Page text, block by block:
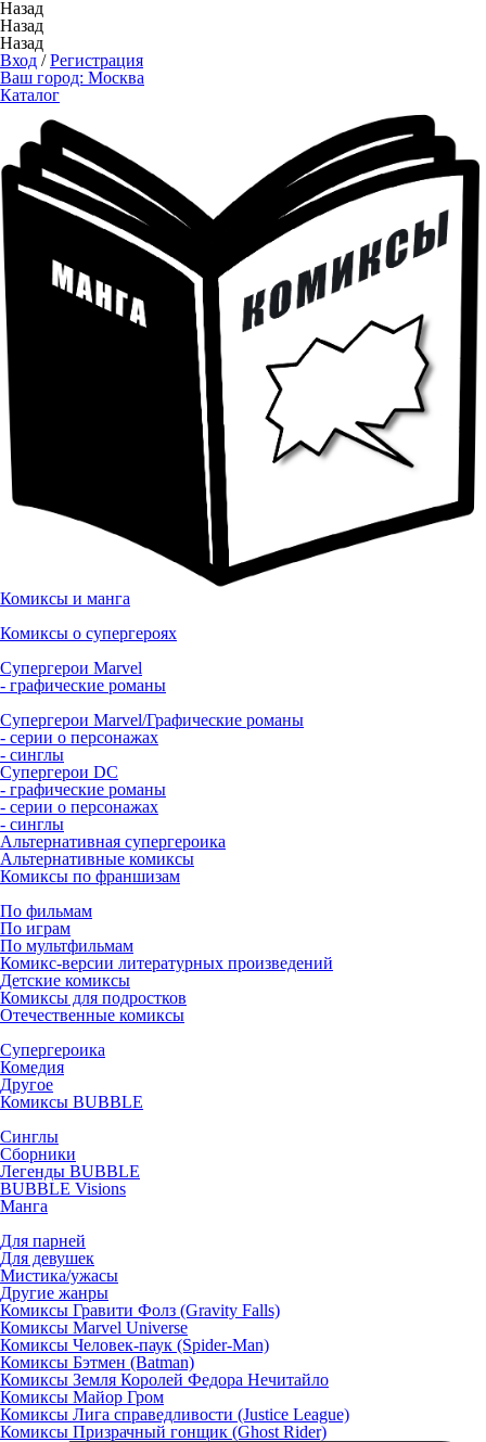
Назад
Назад
Назад
Вход /Регистрация
Ваш город: Москва
Каталог
Комиксы и манга
Комиксы о супергероях
Супергерои Marvel
- графические романы
Супергерои Marvel/Графические романы
- серии о персонажах
- синглы
Супергерои DC
- графические романы
- серии о персонажах
- синглы
Альтернативная супергероика
Альтернативные комиксы
Комиксы по франшизам
По фильмам
По играм
По мультфильмам
Комикс-версии литературных произведений
Детские комиксы
Комиксы для подростков
Отечественные комиксы
Супергероика
Комедия
Другое
Комиксы BUBBLE
Синглы
Сборники
Легенды BUBBLE
BUBBLE Visions
Манга
Для парней
Для девушек
Мистика/ужасы
Другие жанры
Комиксы Гравити Фолз (Gravity Falls)
Комиксы Marvel Universe
Комиксы Человек-паук (Spider-Man)
Комиксы Бэтмен (Batman)
Комиксы Земля Королей Федора Нечитайло
Комиксы Майор Гром
Комиксы Лига справедливости (Justice League)
Комиксы Призрачный гонщик (Ghost Rider)